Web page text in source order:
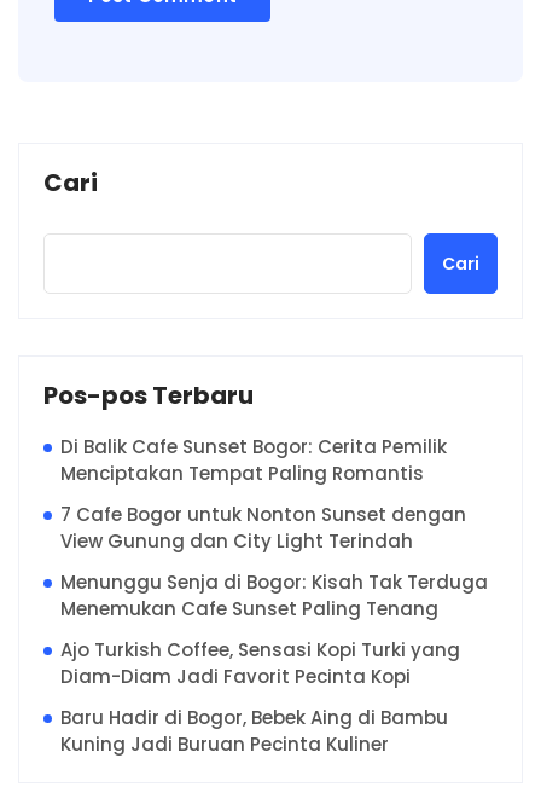
Cari
Cari
Pos-pos Terbaru
Di Balik Cafe Sunset Bogor: Cerita Pemilik
Menciptakan Tempat Paling Romantis
7 Cafe Bogor untuk Nonton Sunset dengan
View Gunung dan City Light Terindah
Menunggu Senja di Bogor: Kisah Tak Terduga
Menemukan Cafe Sunset Paling Tenang
Ajo Turkish Coffee, Sensasi Kopi Turki yang
Diam-Diam Jadi Favorit Pecinta Kopi
Baru Hadir di Bogor, Bebek Aing di Bambu
Kuning Jadi Buruan Pecinta Kuliner